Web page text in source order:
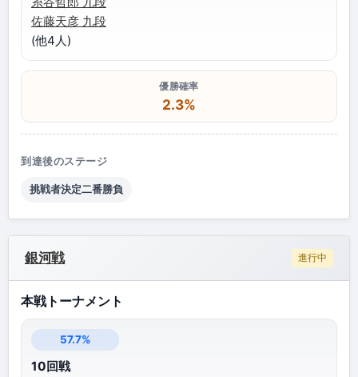
佐藤天彦 九段
(他4人)
優勝確率
2.3%
到達後のステージ
挑戦者決定二番勝負
銀河戦 進行中
本戦トーナメント
57.7%
10回戦